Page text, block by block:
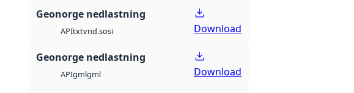
Geonorge nedlastning
APItxtvnd.sosi Download
Geonorge nedlastning
APIgmlgml Download